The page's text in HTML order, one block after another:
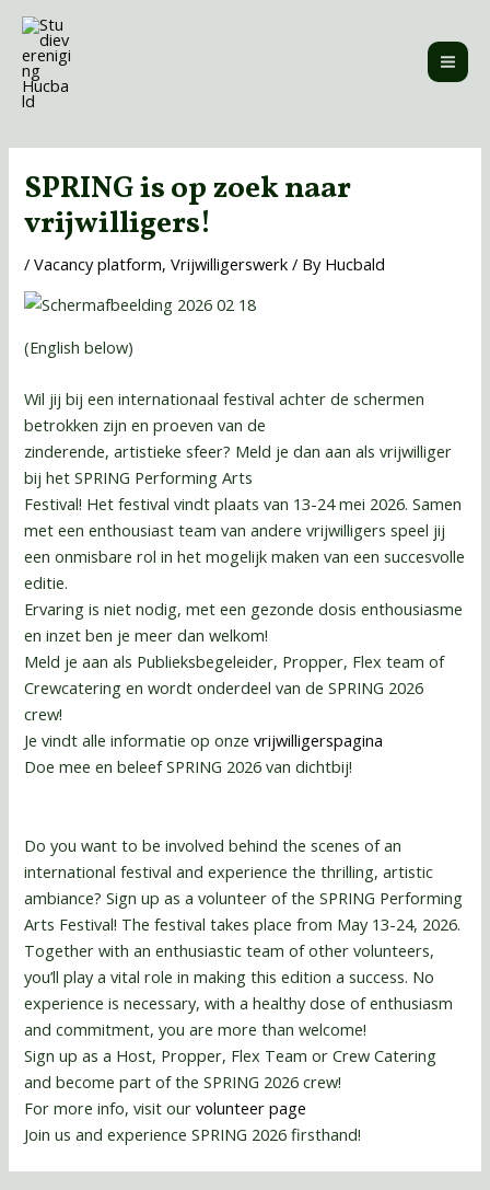
Skip
content
SPRING is op zoek naar
vrijwilligers!
/Vacancy platform,Vrijwilligerswerk / By Hucbald
(English below)
Wil jij bij een internationaal festival achter de schermen
betrokken zijn en proeven van de
zinderende, artistieke sfeer? Meld je dan aan als vrijwilliger
bij het SPRING Performing Arts
Festival! Het festival vindt plaats van 13-24 mei 2026. Samen
met een enthousiast team van andere vrijwilligers speel jij
een onmisbare rol in het mogelijk maken van een succesvolle
editie.
Ervaring is niet nodig, met een gezonde dosis enthousiasme
en inzet ben je meer dan welkom!
Meld je aan als Publieksbegeleider, Propper, Flex team of
Crewcatering en wordt onderdeel van de SPRING 2026
crew!
Je vindt alle informatie op onzevrijwilligerspagina
Doe mee en beleef SPRING 2026 van dichtbij!
Do you want to be involved behind the scenes of an
international festival and experience the thrilling, artistic
ambiance? Sign up as a volunteer of the SPRING Performing
Arts Festival! The festival takes place from May 13-24, 2026.
Together with an enthusiastic team of other volunteers,
you’ll play a vital role in making this edition a success. No
experience is necessary, with a healthy dose of enthusiasm
and commitment, you are more than welcome!
Sign up as a Host, Propper, Flex Team or Crew Catering
and become part of the SPRING 2026 crew!
For more info, visit ourvolunteer page
Join us and experience SPRING 2026 firsthand!